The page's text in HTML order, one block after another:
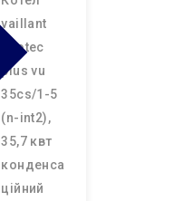
vaillant
ecotec
plus vu
35cs/1-5
(n-int2),
35,7 квт
конденса
ційний